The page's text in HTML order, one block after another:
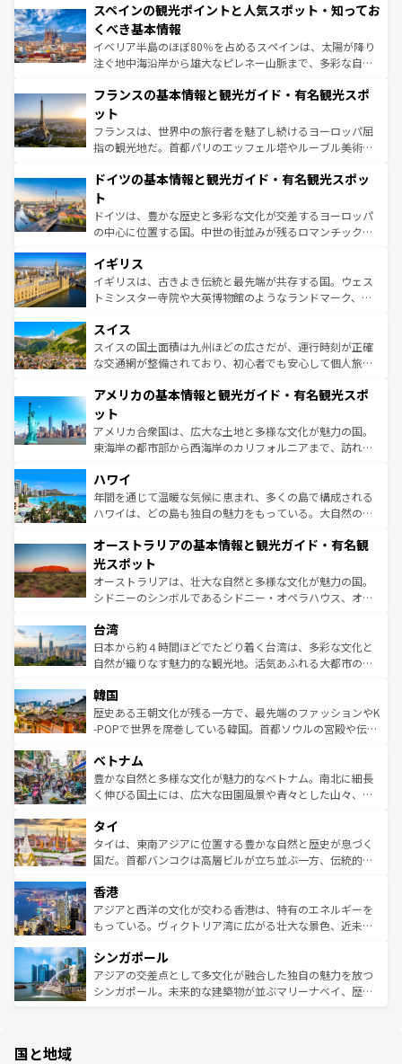
ろん、トスカーナの美しい田園風景やアマルフィ海岸の絶
景など、自然景観も見逃せない。観光の合間には、本場の
ピザやパスタなど、絶品のイタリア料理を堪能することも
できる。朝目覚めてから夜眠るまで、すべての瞬間を楽し
なお、新着のイタリア情報はコンテンツ一覧を参照してほ
しい。
スペインの観光ポイントと人気スポット・知ってお
くべき基本情報
イベリア半島のほぼ80％を占めるスペインは、太陽が降り
注ぐ地中海沿岸から雄大なピレネー山脈まで、多彩な自然
文化が根付くこの国では、情熱的なフラメンコ、熱気あふ
れる闘牛、そして美味しいタパスが生活の一部となってい
る。首都マドリードの洗練された雰囲気や、バルセロナの
アートに溢れた街角から、地方では古代ローマ遺跡や中世
せる。地方によって風土や気候が異なるスペインはその個
ンテンツ一覧 を参照してほしい。
フランスの基本情報と観光ガイド・有名観光スポ
ット
フランスは、世界中の旅行者を魅了し続けるヨーロッパ屈
指の観光地だ。首都パリのエッフェル塔やルーブル美術館
で、幅広い魅力が詰まっている。華麗な宮殿、歴史的な大
聖堂、美しいビーチ、そして豊かな自然が、訪れる者を心
から魅了する。また、フランスは美食の国としても知ら
れ、フランス料理はユネスコ無形文化遺産にも登録されて
香り高いラベンダー畑など、多彩な楽しみ方が可能だ。さ
らに、パリ以外の地域にも魅力が溢れており、どの街角に
も豊かな歴史と文化が息づいている。パリ以外の個性あふ
を参照してほしい。
ドイツの基本情報と観光ガイド・有名観光スポッ
ト
ドイツは、豊かな歴史と多彩な文化が交差するヨーロッパ
の中心に位置する国。中世の街並みが残るロマンチック街
顔を持つこの国は、どこを歩いても飽きることがない。ベ
ルリンの文化的活気、バイエルン州のアルプスの絶景、そ
してライン川沿いのワイン畑といった風景は必見。ビール
は、お酒好きな人にはぜひ体験してほしい。 なお、新着の
ドイツ情報はコンテンツ一覧を参照してほしい。
イギリス
イギリスは、古きよき伝統と最先端が共存する国。ウェス
トミンスター寺院や大英博物館のようなランドマーク、歴
リアごとに異なる魅力がある。また、優雅なアフタヌーン
ティー、ビール好きにはたまらない英国パブ、サッカー観
戦など、本場だからこそできる体験も豊富。イギリスを旅
ンツ一覧を参照してほしい。
スイス
スイスの国土面積は九州ほどの広さだが、運行時刻が正確
な交通網が整備されており、初心者でも安心して個人旅行
の建物がそのまま残る町や、スイスならではのユニークな
博物館もあり、アルプス観光だけでなく町歩きも満喫する
ことができる。国民の所得が高いため物価も高いが、旅行
者向けの交通パス提供のサービスもあり、うまく活用すれ
着のスイス情報は
アメリカの基本情報と観光ガイド・有名観光スポ
ット
アメリカ合衆国は、広大な土地と多様な文化が魅力の国。
東海岸の都市部から西海岸のカリフォルニアまで、訪れる
のような巨大都市は、観光、ショッピング、エンターテイ
ンメントが詰まった刺激的なスポットだ。一方、アメリカ
西部には大自然が広がり、グランドキャニオンやイエロー
部のニューオーリンズでは、音楽と美食が融合した独特の
文化が魅力。旅行者はアメリカの各地域で異なる魅力を楽
しみながら、その多様性と豊かな歴史を感じることができ
るだろう。車でのロードトリップや列車の旅も、アメリカ
情報は
ハワイ
年間を通じて温暖な気候に恵まれ、多くの島で構成される
ハワイは、どの島も独自の魅力をもっている。大自然の神
ワイ島は見逃せない。また、定番の観光地といえばオアフ
島だが、静かな自然を求めるならマウイ島やカウアイ島が
おすすめ。エメラルドグリーンに輝く海をはじめ、豊かな
文化や歴史が息づいている。「アロハスピリット」と呼ば
人々、おいしいローカルフードやハワイアンミュージッ
ク、伝統的なフラダンスなど、すべてがハワイの魅力を彩
っている。訪れるたびに新しい発見と感動が待っているハ
はコンテンツ一覧
オーストラリアの基本情報と観光ガイド・有名観
光スポット
オーストラリアは、壮大な自然と多様な文化が魅力の国。
シドニーのシンボルであるシドニー・オペラハウス、オー
リアリーフや大陸中央部にそびえるウルル（エアーズロッ
ク）、タスマニアの美しい原生林やケアンズの熱帯雨林な
ど、見どころがたくさん。また、カフェやワイン、オージ
いる。アクティビティも充実しており、サーフィンやダイ
ビング、ハイキングなど、アウトドア好きにはたまらな
い。オーストラリアの多彩な魅力を存分に味わいつくそ
参照してほしい。
台湾
日本から約４時間ほどでたどり着く台湾は、多彩な文化と
自然が織りなす魅力的な観光地。活気あふれる大都市の台
ン）、静ひつな山岳地帯である台湾東部など、都市の喧騒
と山間の静けさが共存しており、訪れる人に新しい発見と
驚きをもたらしてくれる。また、奥深い台湾の食文化も魅
容にもいいと評判のスイーツなど、バラエティ豊かな料理
が味わえる。 なお、新着の台湾情報は コンテンツ一覧を参
照してほしい。
韓国
歴史ある王朝文化が残る一方で、最先端のファッションやK
-POPで世界を席巻している韓国。首都ソウルの宮殿や伝統
き、地方に足を延ばせば四季折々の自然美を楽しむことが
できる。そして、キムチや焼肉、絶品のストリートフード
まで、さまざまな韓国料理が待っている。夜には、韓国な
リティに包まれながら、韓国の多彩な魅力を心ゆくまで味
わってみてほしい。 なお、新着の韓国情報はコンテンツ一
覧を参照してほしい。
ベトナム
豊かな自然と多様な文化が魅力的なベトナム。南北に細長
く伸びる国土には、広大な田園風景や青々とした山々、世
急速な発展と共に伝統が息づく。ハノイの古い町並みやホ
ーチミン市のフランス統治時代の建物も、独特の雰囲気を
醸し出している。また、バラエティの豊かさとおいしさで
とつ。フォーやバインミー、ベトナムコーヒーなどは、ぜ
ひ現地で味わいたい。どの地域を訪れてもあたたかい人々
が旅行者を迎えてくれるので、きっと忘れられない旅にな
参照してほしい。
タイ
タイは、東南アジアに位置する豊かな自然と歴史が息づく
国だ。首都バンコクは高層ビルが立ち並ぶ一方、伝統的な
の活気が交差している。北部ではチェンマイなどの山岳地
帯で自然と触れ合い、南部ではプーケットやクラビの美し
いビーチでリゾート気分を楽しむことができる。タイ料理
激する。気候は一年中温暖で、どの季節にも異なる楽しみ
が待っている。親しみやすいタイの人々、仏教を中心とし
た文化、そして多様な観光資源が、訪れる旅人を魅了し続
香港
アジアと西洋の文化が交わる香港は、特有のエネルギーを
もっている。ヴィクトリア湾に広がる壮大な景色、近未来
み、どこを訪れても感動するはず。観光スポットが密集し
ており、効率よく見どころを回れるのも魅力。息をのむよ
うな絶景から文化的な体験まで、香港を存分に楽しみ尽く
シンガポール
アジアの交差点として多文化が融合した独自の魅力を放つ
シンガポール。未来的な建築物が並ぶマリーナベイ、歴史
国と地域